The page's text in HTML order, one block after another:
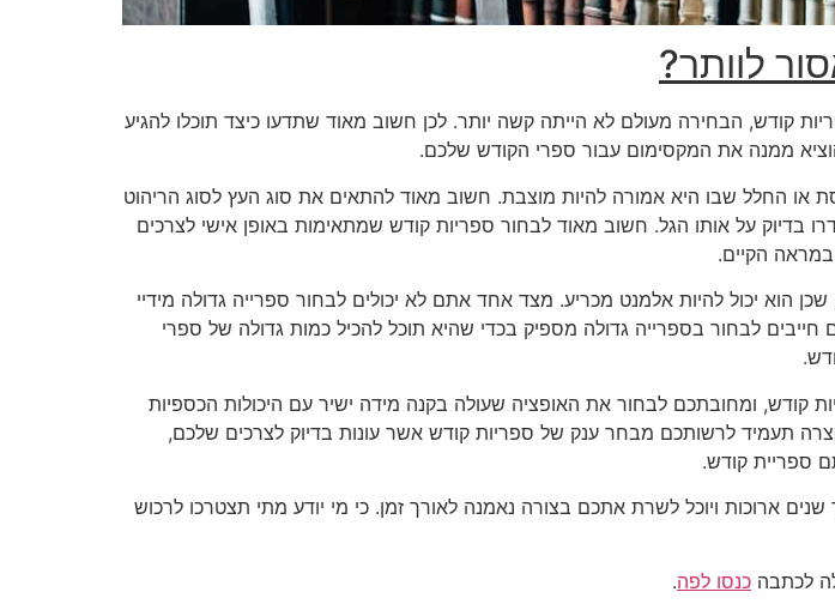
לוותר?
קודש, הבחירה מעולם לא הייתה קשה יותר. לכן חשוב מאוד שתדעו כיצד תוכלו להגיע
ממנה את המקסימום עבור ספרי הקודש שלכם.
או החלל שבו היא אמורה להיות מוצבת. חשוב מאוד להתאים את סוג העץ לסוג הריהוט
בדיוק על אותו הגל. חשוב מאוד לבחור ספריות קודש שמתאימות באופן אישי לצרכים
הקיים.
הוא יכול להיות אלמנט מכריע. מצד אחד אתם לא יכולים לבחור ספרייה גדולה מידיי
לבחור בספרייה גדולה מספיק בכדי שהיא תוכל להכיל כמות גדולה של ספרי
קודש, ומחובתכם לבחור את האופציה שעולה בקנה מידה ישיר עם היכולות הכספיות
תעמיד לרשותכם מבחר ענק של ספריות קודש אשר עונות בדיוק לצרכים שלכם,
ספריית קודש.
ארוכות ויוכל לשרת אתכם בצורה נאמנה לאורך זמן. כי מי יודע מתי תצטרכו לרכוש
לכתבה כנסו לפה.